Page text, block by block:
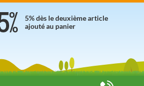
5% dès le deuxième article
ajouté au panier